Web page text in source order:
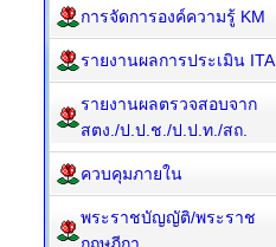
การจัดการองค์ความรู้ KM
รายงานผลการประเมิน ITA
รายงานผลตรวจสอบจาก
สตง./ป.ป.ช./ป.ป.ท./สถ.
ควบคุมภายใน
พระราชบัญญัติ/พระราช